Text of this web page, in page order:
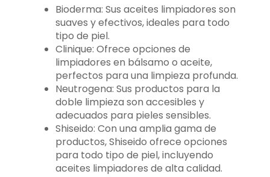
Bioderma: Sus aceites limpiadores son
suaves y efectivos, ideales para todo
tipo de piel.
Clinique: Ofrece opciones de
limpiadores en bálsamo o aceite,
perfectos para una limpieza profunda.
Neutrogena: Sus productos para la
doble limpieza son accesibles y
adecuados para pieles sensibles.
Shiseido: Con una amplia gama de
productos, Shiseido ofrece opciones
para todo tipo de piel, incluyendo
aceites limpiadores de alta calidad.